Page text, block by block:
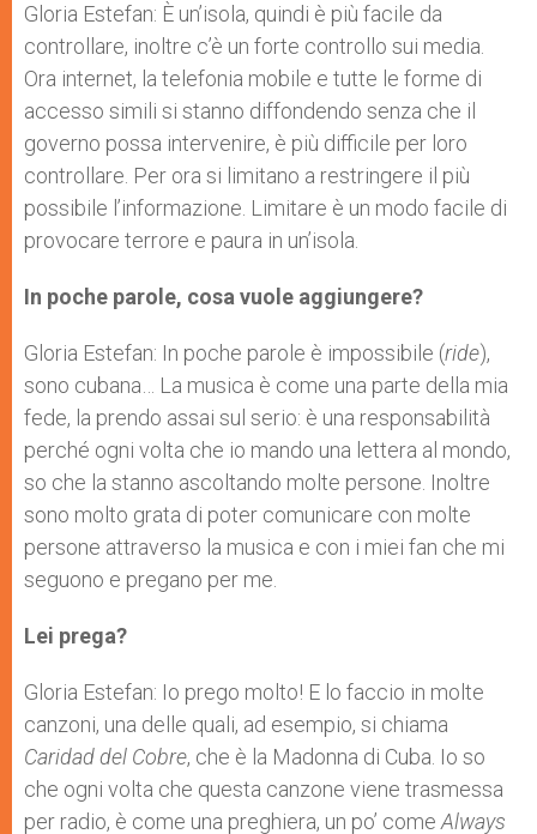
Gloria Estefan: È un’isola, quindi è più facile da
controllare, inoltre c’è un forte controllo sui media.
Ora internet, la telefonia mobile e tutte le forme di
accesso simili si stanno diffondendo senza che il
governo possa intervenire, è più difficile per loro
controllare. Per ora si limitano a restringere il più
possibile l’informazione. Limitare è un modo facile di
provocare terrore e paura in un’isola.
In poche parole, cosa vuole aggiungere?
Gloria Estefan: In poche parole è impossibile (ride),
sono cubana… La musica è come una parte della mia
fede, la prendo assai sul serio: è una responsabilità
perché ogni volta che io mando una lettera al mondo,
so che la stanno ascoltando molte persone. Inoltre
sono molto grata di poter comunicare con molte
persone attraverso la musica e con i miei fan che mi
seguono e pregano per me.
Lei prega?
Gloria Estefan: Io prego molto! E lo faccio in molte
canzoni, una delle quali, ad esempio, si chiama
Caridad del Cobre, che è la Madonna di Cuba. Io so
che ogni volta che questa canzone viene trasmessa
per radio, è come una preghiera, un po’ come Always